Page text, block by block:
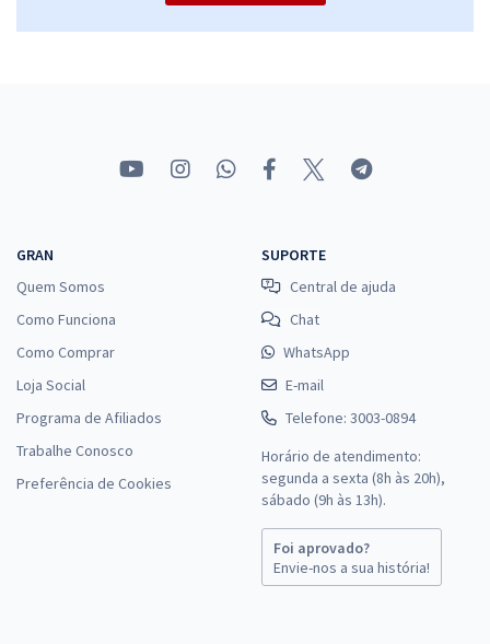
GRAN
Quem Somos
Como Funciona
Como Comprar
Loja Social
Programa de Afiliados
Trabalhe Conosco
Preferência de Cookies
SUPORTE
Central de ajuda
Chat
WhatsApp
E-mail
Telefone: 3003-0894
Horário de atendimento:
segunda a sexta (8h às 20h),
sábado (9h às 13h).
Foi aprovado?
Envie-nos a sua história!